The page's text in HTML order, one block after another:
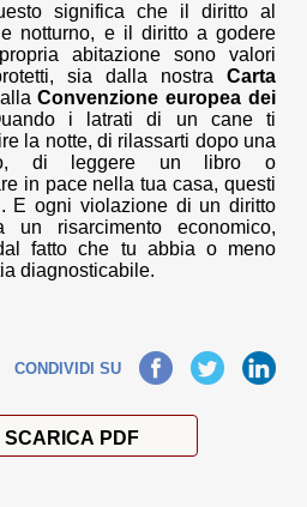
significa che il diritto al
notturno, e il diritto a godere
abitazione sono valori
sia dalla nostra Carta
Convenzione europea dei
i latrati di un cane ti
la notte, di rilassarti dopo una
di leggere un libro o
in pace nella tua casa, questi
E ogni violazione di un diritto
un risarcimento economico,
fatto che tu abbia o meno
diagnosticabile.
CONDIVIDI SUFacebook TwitterLinkedIn
SCARICA PDF